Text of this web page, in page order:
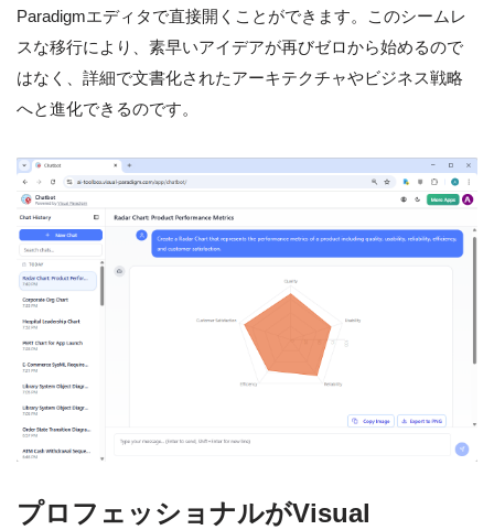
Paradigmエディタで直接開くことができます。このシームレ
スな移行により、素早いアイデアが再びゼロから始めるので
はなく、詳細で文書化されたアーキテクチャやビジネス戦略
へと進化できるのです。
プロフェッショナルがVisual